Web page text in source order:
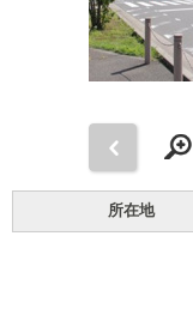
所在地